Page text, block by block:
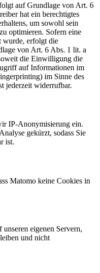
auf Grundlage von Art. 6
hat ein berechtigtes
um sowohl sein
optimieren. Sofern eine
wurde, erfolgt die
von Art. 6 Abs. 1 lit. a
die Einwilligung die
auf Informationen im
im Sinne des
jederzeit widerrufbar.
IP-Anonymisierung ein.
gekürzt, sodass Sie
ist.
Matomo keine Cookies in
eigenen Servern,
und nicht